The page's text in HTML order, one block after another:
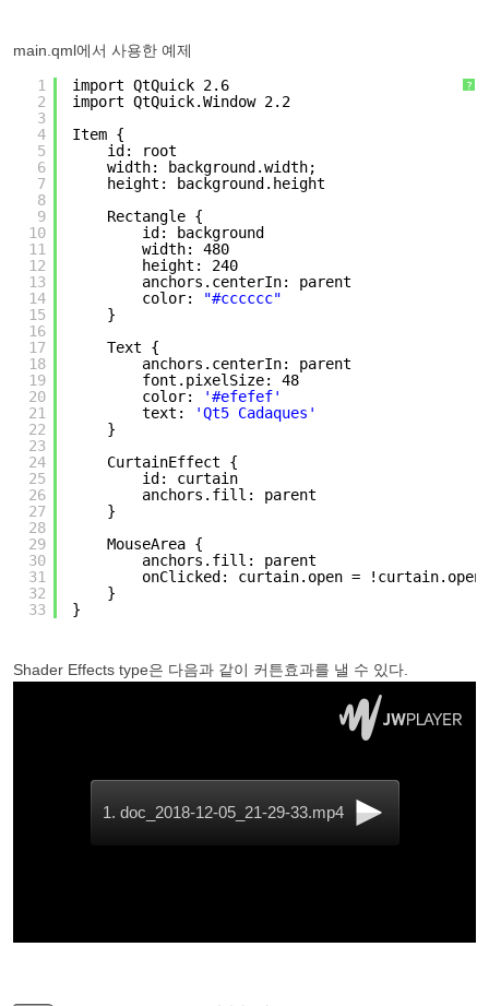
main.qml에서 사용한 예제
?
1
2
3
4
5
6
7
8
9
10
11
12
13
14
15
16
17
18
19
20
21
22
23
24
25
26
27
28
29
30
31
32
33
import QtQuick 2.6
import QtQuick.Window 2.2
Item {
id: root
width: background.width;
height: background.height
Rectangle {
id: background
width: 480
height: 240
anchors.centerIn: parent
color:
"#cccccc"
}
Text {
anchors.centerIn: parent
font.pixelSize: 48
color:
'#efefef'
text:
'Qt5 Cadaques'
}
CurtainEffect {
id: curtain
anchors.fill: parent
}
MouseArea {
anchors.fill: parent
onClicked: curtain.open = !curtain.open
}
}
Shader Effects type은 다음과 같이 커튼효과를 낼 수 있다.
1. doc_2018-12-05_21-29-33.mp4